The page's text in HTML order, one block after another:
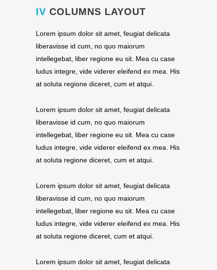
IV COLUMNS LAYOUT
Lorem ipsum dolor sit amet, feugiat delicata
liberavisse id cum, no quo maiorum
intellegebat, liber regione eu sit. Mea cu case
ludus integre, vide viderer eleifend ex mea. His
at soluta regione diceret, cum et atqui.
Lorem ipsum dolor sit amet, feugiat delicata
liberavisse id cum, no quo maiorum
intellegebat, liber regione eu sit. Mea cu case
ludus integre, vide viderer eleifend ex mea. His
at soluta regione diceret, cum et atqui.
Lorem ipsum dolor sit amet, feugiat delicata
liberavisse id cum, no quo maiorum
intellegebat, liber regione eu sit. Mea cu case
ludus integre, vide viderer eleifend ex mea. His
at soluta regione diceret, cum et atqui.
Lorem ipsum dolor sit amet, feugiat delicata